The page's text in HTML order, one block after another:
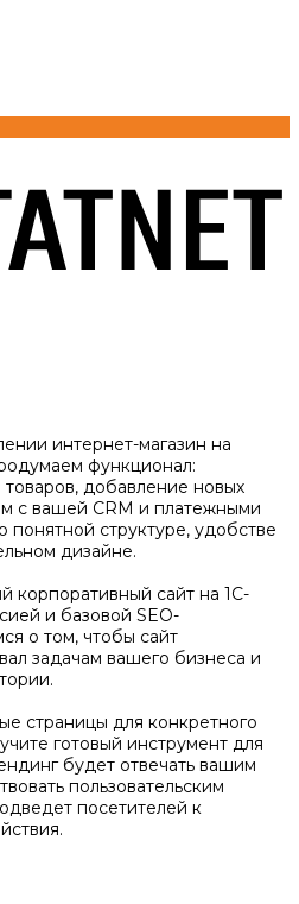
интернет-магазин на
функционал:
добавление новых
с вашей CRM и платежными
понятной структуре, удобстве
дизайне.
корпоративный сайт на 1С-
и базовой SEO-
о том, чтобы сайт
задачам вашего бизнеса и
страницы для конкретного
готовый инструмент для
будет отвечать вашим
пользовательским
посетителей к